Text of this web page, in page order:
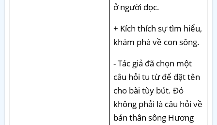
ở người đọc.
+ Kích thích sự tìm hiểu,
khám phá về con sông.
- Tác giả đã chọn một
câu hỏi tu từ để đặt tên
cho bài tùy bút. Đó
không phải là câu hỏi về
bản thân sông Hương